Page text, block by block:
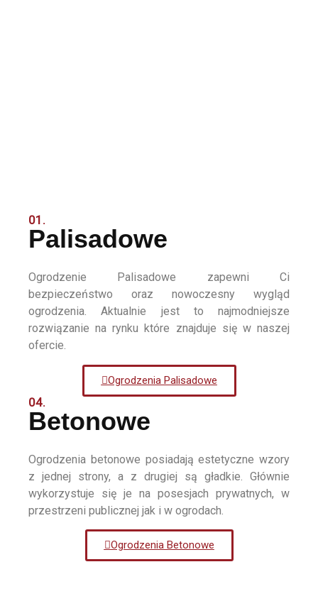
01.
Palisadowe
Ogrodzenie Palisadowe zapewni Ci
bezpieczeństwo oraz nowoczesny wygląd
ogrodzenia. Aktualnie jest to najmodniejsze
rozwiązanie na rynku które znajduje się w naszej
ofercie.
Ogrodzenia Palisadowe
04.
Betonowe
Ogrodzenia betonowe posiadają estetyczne wzory
z jednej strony, a z drugiej są gładkie. Głównie
wykorzystuje się je na posesjach prywatnych, w
przestrzeni publicznej jak i w ogrodach.
Ogrodzenia Betonowe